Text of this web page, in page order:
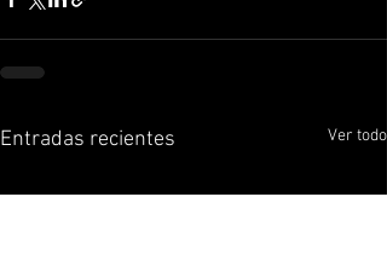
Entradas recientes Ver todo